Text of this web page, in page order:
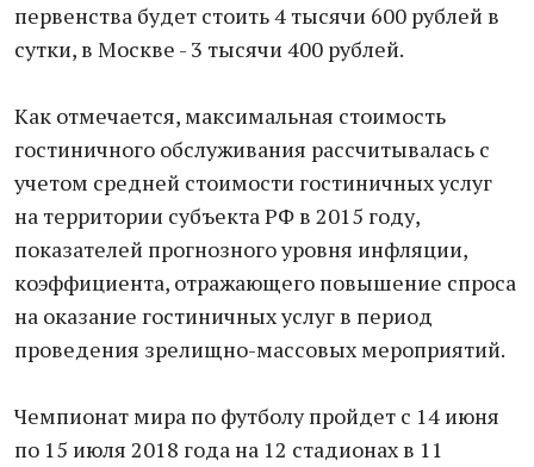
первенства будет стоить 4 тысячи 600 рублей в
сутки, в Москве - 3 тысячи 400 рублей.
Как отмечается, максимальная стоимость
гостиничного обслуживания рассчитывалась с
учетом средней стоимости гостиничных услуг
на территории субъекта РФ в 2015 году,
показателей прогнозного уровня инфляции,
коэффициента, отражающего повышение спроса
на оказание гостиничных услуг в период
проведения зрелищно-массовых мероприятий.
Чемпионат мира по футболу пройдет с 14 июня
по 15 июля 2018 года на 12 стадионах в 11